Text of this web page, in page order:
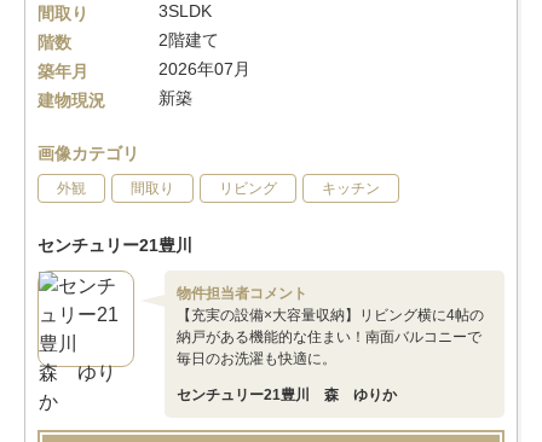
間取り
3SLDK
階数
2階建て
築年月
2026年07月
建物現況
新築
画像カテゴリ
外観 間取り リビング キッチン
センチュリー21豊川
物件担当者コメント
【充実の設備×大容量収納】リビング横に4帖の
納戸がある機能的な住まい！南面バルコニーで
毎日のお洗濯も快適に。
センチュリー21豊川 森 ゆりか